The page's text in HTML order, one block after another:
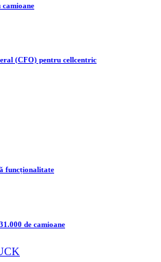
camioane
(CFO) pentru cellcentric
funcționalitate
de camioane